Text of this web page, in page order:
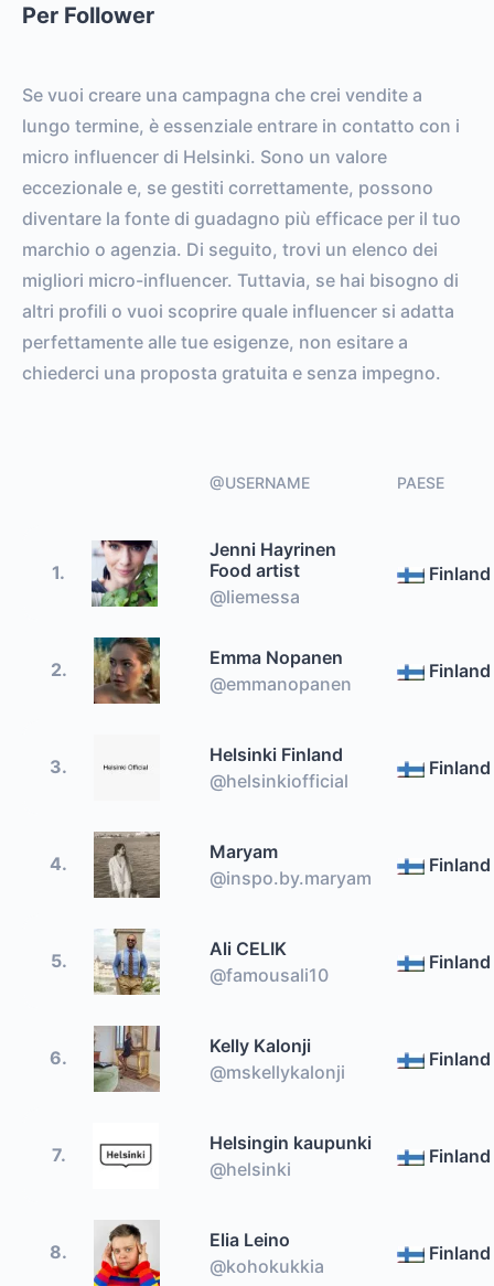
FOLLOWERS
Per Follower
Se vuoi creare una campagna che crei vendite a
lungo termine, è essenziale entrare in contatto con i
micro influencer di Helsinki. Sono un valore
eccezionale e, se gestiti correttamente, possono
diventare la fonte di guadagno più efficace per il tuo
marchio o agenzia. Di seguito, trovi un elenco dei
migliori micro-influencer. Tuttavia, se hai bisogno di
altri profili o vuoi scoprire quale influencer si adatta
perfettamente alle tue esigenze, non esitare a
chiederci una proposta gratuita e senza impegno.
@USERNAME PAESE
1.
Jenni Hayrinen
Food artist
@liemessa
Finland
2.
Emma Nopanen
@emmanopanen
Finland
3.
Helsinki Finland
@helsinkiofficial
Finland
4.
Maryam
@inspo.by.maryam
Finland
5.
Ali CELIK
@famousali10
Finland
6.
Kelly Kalonji
@mskellykalonji
Finland
7.
Helsingin kaupunki
@helsinki
Finland
8.
Elia Leino
@kohokukkia
Finland